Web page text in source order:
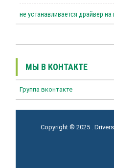
не устанавливается драйвер на
МЫ В КОНТАКТЕ
Группа вконтакте
Copyright © 2025 .